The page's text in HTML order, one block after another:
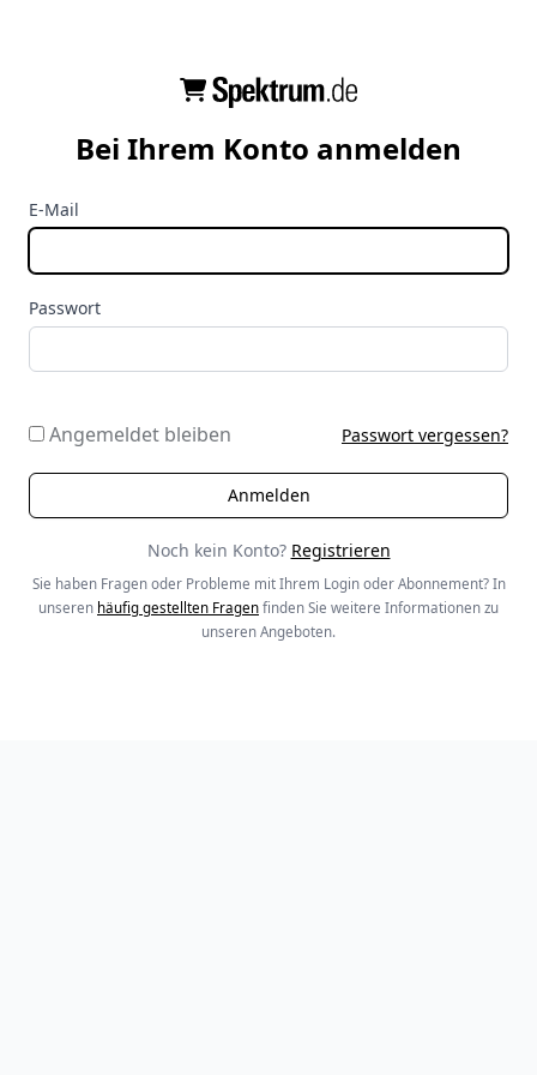
Bei Ihrem Konto anmelden
E-Mail
Passwort
Angemeldet bleiben Passwort vergessen?
Noch kein Konto? Registrieren
Sie haben Fragen oder Probleme mit Ihrem Login oder Abonnement? In
unseren häufig gestellten Fragen finden Sie weitere Informationen zu
unseren Angeboten.